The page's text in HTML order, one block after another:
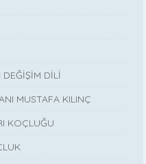
DEĞİŞİM DİLİ
MUSTAFA KILINÇ
KOÇLUĞU